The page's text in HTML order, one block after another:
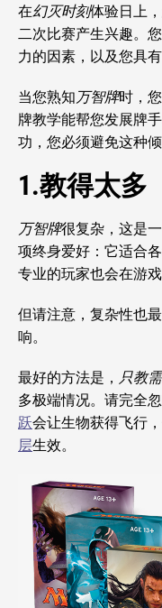
在幻灭时刻体验日上
二次比赛产生兴趣。
力的因素，以及您具
当您熟知万智牌时，
牌教学能帮您发展牌
功，您必须避免这种
1.教得太多
万智牌很复杂，这是
项终身爱好：它适合
专业的玩家也会在游
但请注意，复杂性也
响。
最好的方法是， 只教
多极端情况。请完全
跃会让生物获得飞行
层生效。